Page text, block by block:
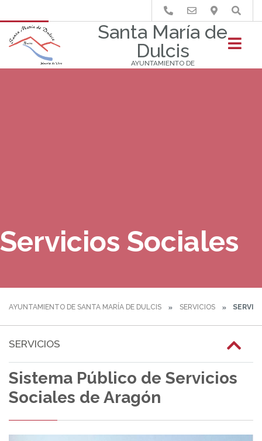
Santa María de
Dulcis
AYUNTAMIENTO DE
Buscar
Servicios Sociales
AYUNTAMIENTO DE SANTA MARÍA DE DULCIS SERVICIOS
SERVICIOS
Sistema Público de Servicios
Sociales de Aragón